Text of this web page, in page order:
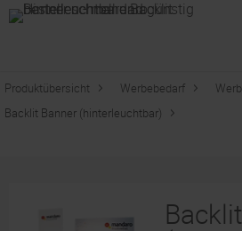
Produktübersicht Werbebedarf
Backlit Banner (hinterleuchtbar)